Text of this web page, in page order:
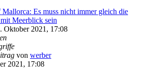
Mallorca: Es muss nicht immer gleich die
Meerblick sein
Oktober 2021, 17:08
von werber
2021, 17:08